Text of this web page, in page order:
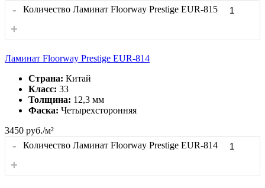
- Количество Ламинат Floorway Prestige EUR-815
+
Ламинат Floorway Prestige EUR-814
Страна: Китай
Класс: 33
Толщина: 12,3 мм
Фаска: Четырехсторонняя
3450 руб./м²
- Количество Ламинат Floorway Prestige EUR-814
+